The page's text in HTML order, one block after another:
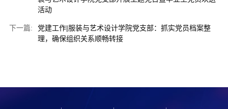
活动
下一篇:
党建工作|服装与艺术设计学院党支部：抓实党员档案整
理，确保组织关系顺畅转接